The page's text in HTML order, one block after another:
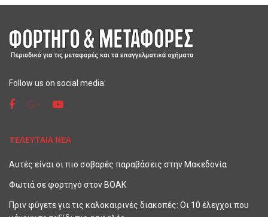
Follow us on social media:
ΤΕΛΕΥΤΑΙΑ ΝΕΑ
Αυτές είναι οι πιο σοβαρές παραβάσεις στην Μακεδονία
Φωτιά σε φορτηγό στον ΒΟΑΚ
Πριν φύγετε για τις καλοκαιρινές διακοπές: Οι 10 έλεγχοι που